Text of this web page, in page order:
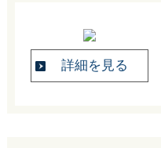
詳細を見る